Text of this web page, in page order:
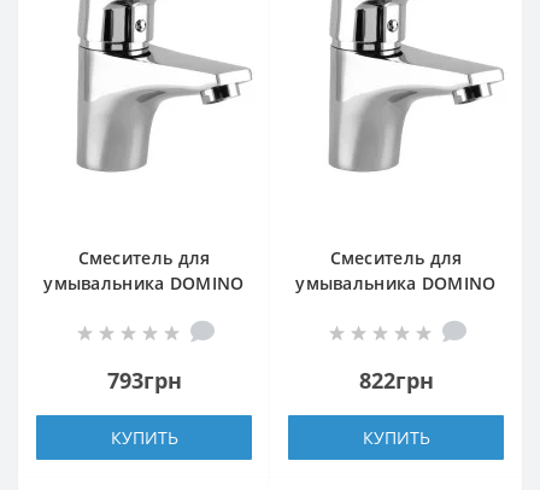
Смеситель для
умывальника DOMINO
793грн
КУПИТЬ
Смеситель для
умывальника DOMINO
822грн
КУПИТЬ